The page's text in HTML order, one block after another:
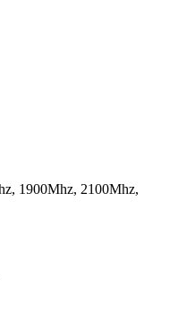
1900Mhz, 2100Mhz,